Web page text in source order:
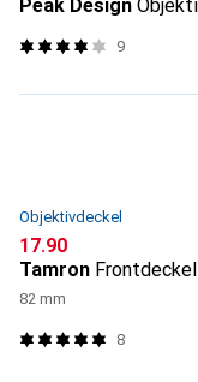
Peak Design
9
Objektivdeckel
CHF
17.90
Tamron
82 mm
8